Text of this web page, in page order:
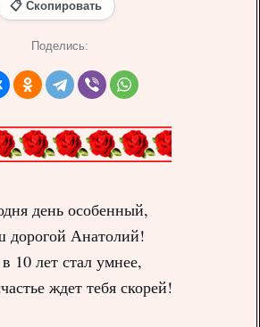
📋 Скопировать
Поделись:
день особенный,
дорогой Анатолий!
10 лет стал умнее,
ждет тебя скорей!